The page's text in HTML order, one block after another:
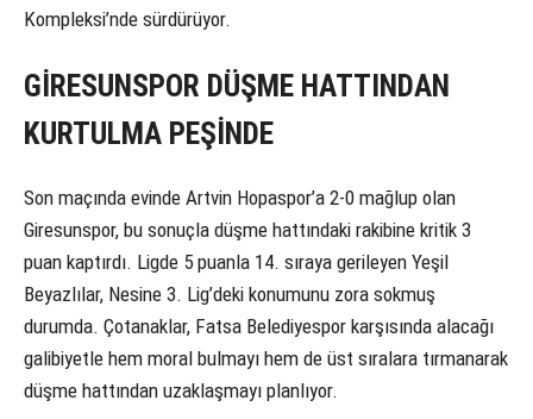
Kompleksi’nde sürdürüyor.
GİRESUNSPOR DÜŞME HATTINDAN
KURTULMA PEŞİNDE
Son maçında evinde Artvin Hopaspor’a 2-0 mağlup olan
Giresunspor, bu sonuçla düşme hattındaki rakibine kritik 3
puan kaptırdı. Ligde 5 puanla 14. sıraya gerileyen Yeşil
Beyazlılar, Nesine 3. Lig’deki konumunu zora sokmuş
durumda. Çotanaklar, Fatsa Belediyespor karşısında alacağı
galibiyetle hem moral bulmayı hem de üst sıralara tırmanarak
düşme hattından uzaklaşmayı planlıyor.